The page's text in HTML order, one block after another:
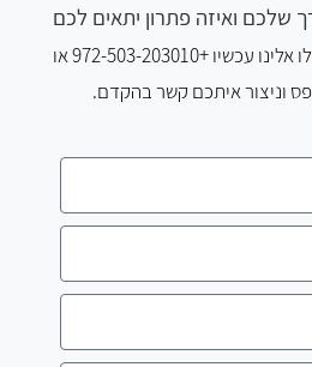
שלכם ואיזה פתרון יתאים לכם
אלינו עכשיו
+972-503-203010 או
וניצור איתכם קשר בהקדם.